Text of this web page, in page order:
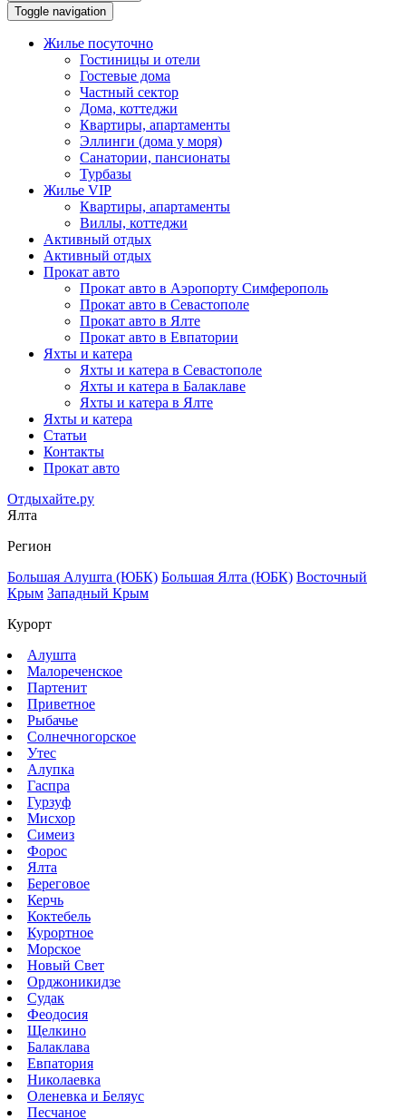
Toggle navigation
Жилье посуточно
Гостиницы и отели
Гостевые дома
Частный сектор
Дома, коттеджи
Квартиры, апартаменты
Эллинги (дома у моря)
Санатории, пансионаты
Турбазы
Жилье VIP
Квартиры, апартаменты
Виллы, коттеджи
Активный отдых
Активный отдых
Прокат авто
Прокат авто в Аэропорту Симферополь
Прокат авто в Севастополе
Прокат авто в Ялте
Прокат авто в Евпатории
Яхты и катера
Яхты и катера в Севастополе
Яхты и катера в Балаклаве
Яхты и катера в Ялте
Яхты и катера
Статьи
Контакты
Прокат авто
Отдыхайте.ру
Ялта
Регион
Большая Алушта (ЮБК) Большая Ялта (ЮБК) Восточный
Крым Западный Крым
Курорт
Алушта
Малореченское
Партенит
Приветное
Рыбачье
Солнечногорское
Утес
Алупка
Гаспра
Гурзуф
Мисхор
Симеиз
Форос
Ялта
Береговое
Керчь
Коктебель
Курортное
Морское
Новый Свет
Орджоникидзе
Судак
Феодосия
Щелкино
Балаклава
Евпатория
Николаевка
Оленевка и Беляус
Песчаное